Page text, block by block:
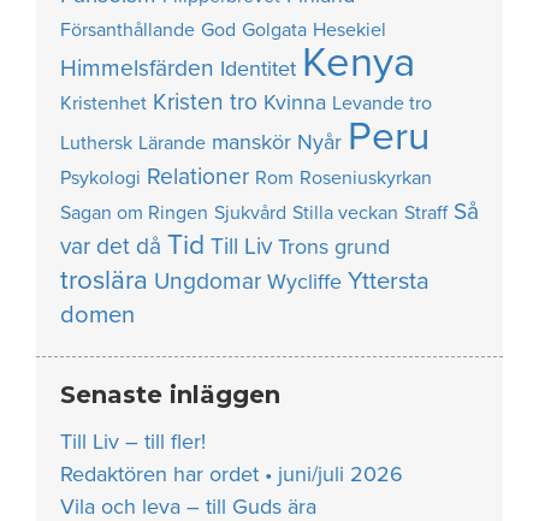
Försanthållande God Golgata Hesekiel
Himmelsfärden Identitet Kenya
Kristenhet Kristen tro Kvinna Levande tro
Luthersk Lärande manskör Nyår Peru
Psykologi Relationer Rom Roseniuskyrkan
Sagan om Ringen Sjukvård Stilla veckan Straff Så
var det då Tid Till Liv Trons grund
troslära Ungdomar Wycliffe Yttersta
domen
Senaste inläggen
Till Liv – till fler!
Redaktören har ordet • juni/juli 2026
Vila och leva – till Guds ära